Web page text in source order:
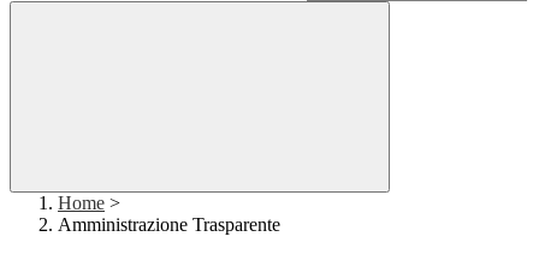
Home >
Amministrazione Trasparente